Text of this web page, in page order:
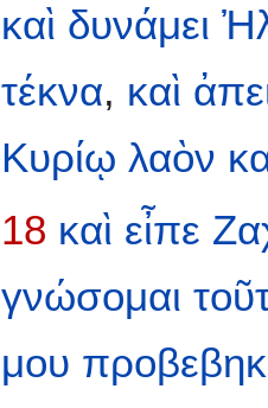
καὶ δυνάμει
τέκνα, καὶ
Κυρίῳ λαὸν
18 καὶ εἶπε
γνώσομαι
μου